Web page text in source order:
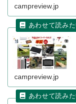
campreview.jp
campreview.jp